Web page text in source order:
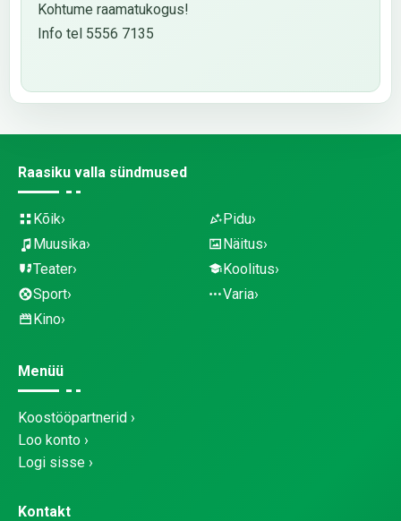
Kohtume raamatukogus!
Info tel 5556 7135
Raasiku valla sündmused
Kõik
Muusika
Teater
Sport
Kino
Pidu
Näitus
Koolitus
Varia
Menüü
Koostööpartnerid
Loo konto
Logi sisse
Kontakt